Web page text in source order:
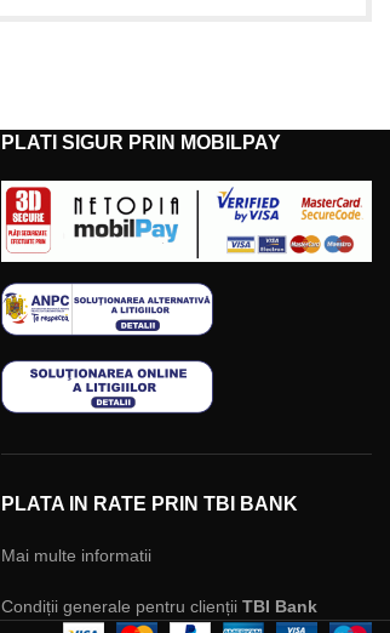
PLATI SIGUR PRIN MOBILPAY
PLATA IN RATE PRIN TBI BANK
Mai multe informatii
Condiții generale pentru clienții TBI Bank